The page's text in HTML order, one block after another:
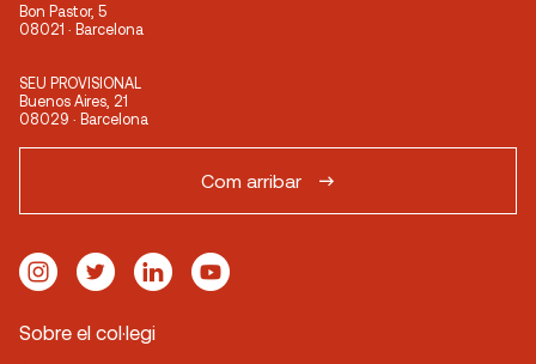
Bon Pastor, 5
08021 · Barcelona
SEU PROVISIONAL
Buenos Aires, 21
08029 · Barcelona
Com arribar
Sobre el col·legi